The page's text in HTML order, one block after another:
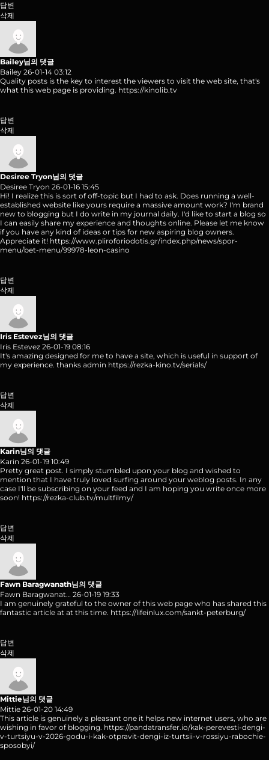
답변
삭제
Bailey님의 댓글
Bailey 26-01-14 03:12
Quality posts is the key to interest the viewers to visit the web site, that's
what this web page is providing. https://kinolib.tv
답변
삭제
Desiree Tryon님의 댓글
Desiree Tryon 26-01-16 15:45
Hi! I realize this is sort of off-topic but I had to ask. Does running a well-
established website like yours require a massive amount work? I'm brand
new to blogging but I do write in my journal daily. I'd like to start a blog so
I can easily share my experience and thoughts online. Please let me know
if you have any kind of ideas or tips for new aspiring blog owners.
Appreciate it! https://www.pliroforiodotis.gr/index.php/news/spor-
menu/bet-menu/99978-leon-casino
답변
삭제
Iris Estevez님의 댓글
Iris Estevez 26-01-19 08:16
It's amazing designed for me to have a site, which is useful in support of
my experience. thanks admin https://rezka-kino.tv/serials/
답변
삭제
Karin님의 댓글
Karin 26-01-19 10:49
Pretty great post. I simply stumbled upon your blog and wished to
mention that I have truly loved surfing around your weblog posts. In any
case I'll be subscribing on your feed and I am hoping you write once more
soon! https://rezka-club.tv/multfilmy/
답변
삭제
Fawn Baragwanath님의 댓글
Fawn Baragwanat… 26-01-19 19:33
I am genuinely grateful to the owner of this web page who has shared this
fantastic article at at this time. https://lifeinlux.com/sankt-peterburg/
답변
삭제
Mittie님의 댓글
Mittie 26-01-20 14:49
This article is genuinely a pleasant one it helps new internet users, who are
wishing in favor of blogging. https://pandatransfer.io/kak-perevesti-dengi-
v-turtsiyu-v-2026-godu-i-kak-otpravit-dengi-iz-turtsii-v-rossiyu-rabochie-
sposobyi/